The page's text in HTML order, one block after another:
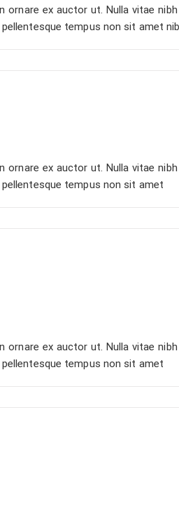
ex auctor ut. Nulla vitae
tempus non sit amet
ex auctor ut. Nulla vitae
tempus non sit amet
ex auctor ut. Nulla vitae
tempus non sit amet